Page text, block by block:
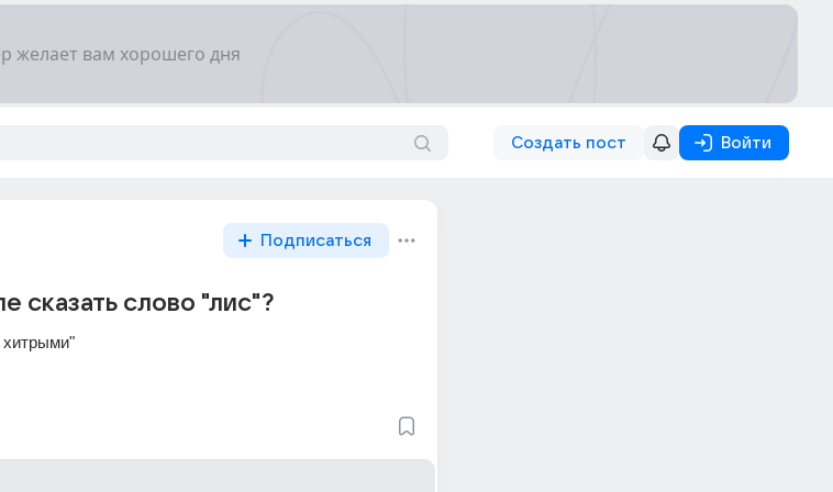
Создать пост Войти
Подписаться
сказать слово "лис"?
хитрыми"